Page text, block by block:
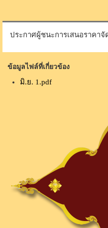
ประกาศผู้ชนะการเสนอราคา
ข้อมูลไฟล์ที่เกี่ยวข้อง
มิ.ย. 1.pdf